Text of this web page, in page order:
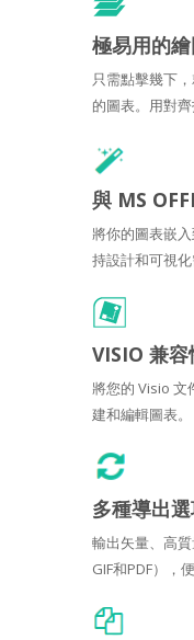
極易用的
只需點擊幾下
的圖表。用對齊
與 MS
將你的圖表嵌
持設計和可視化
VISIO 兼容
將您的 Visio 文
建和編輯圖表。
多種導出
輸出矢量、高質
GIF和PDF），